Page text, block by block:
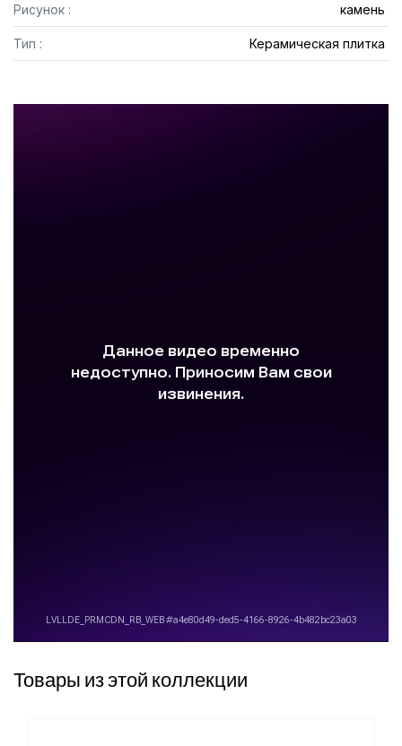
Рисунок : камень
Тип : Керамическая плитка
Товары из этой коллекции